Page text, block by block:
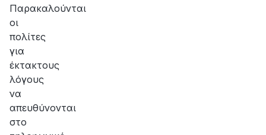
Παρακαλούνται
οι
πολίτες
για
έκτακτους
λόγους
να
απευθύνονται
στο